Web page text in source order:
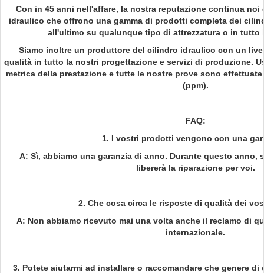
Con in 45 anni nell'affare, la nostra reputazione continua
idraulico che offrono una gamma di prodotti completa dei
all'ultimo su qualunque tipo di attrezzatura o in tutto
Siamo inoltre un produttore del cilindro idraulico con un
qualità in tutto la nostri progettazione e servizi di produzione.
metrica della prestazione e tutte le nostre prove sono
(ppm).
FAQ:
1. I vostri prodotti vengono con una
A: Sì, abbiamo una garanzia di anno. Durante questo anno,
libererà la riparazione per voi.
2. Che cosa circa le risposte di qualità dei
A: Non abbiamo ricevuto mai una volta anche il reclamo di
internazionale.
3. Potete aiutarmi ad installare o raccomandare che genere